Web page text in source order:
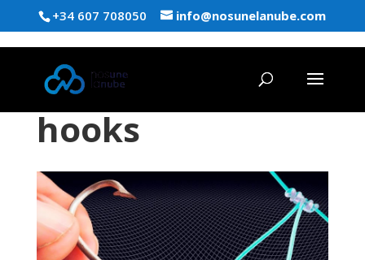
+34 607 708050 info@nosunelanube.com
hooks